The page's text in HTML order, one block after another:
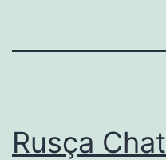
Rusça Chat